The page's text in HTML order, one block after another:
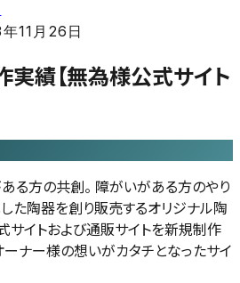
11月26日
実績【無為様公式サイト
る方の共創。 障がいがある方のやり
た陶器を創り販売するオリジナル陶
サイトおよび通販サイトを新規制作
ーナー様の想いがカタチとなったサイ